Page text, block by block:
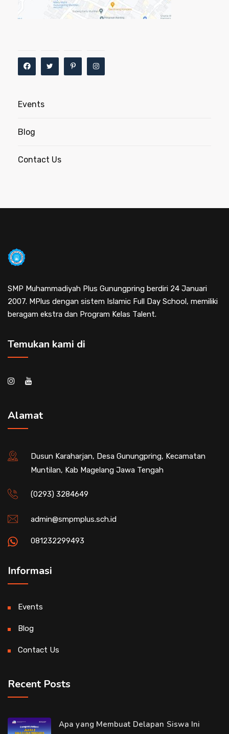
Events
Blog
Contact Us
SMP Muhammadiyah Plus Gunungpring berdiri 24 Januari
2007. MPlus dengan sistem Islamic Full Day School, memiliki
beragam ekstra dan Program Kelas Talent.
Temukan kami di
Alamat
Dusun Karaharjan, Desa Gunungpring, Kecamatan
Muntilan, Kab Magelang Jawa Tengah
(0293) 3284649
admin@smpmplus.sch.id
081232299493
Informasi
Events
Blog
Contact Us
Recent Posts
Apa yang Membuat Delapan Siswa Ini